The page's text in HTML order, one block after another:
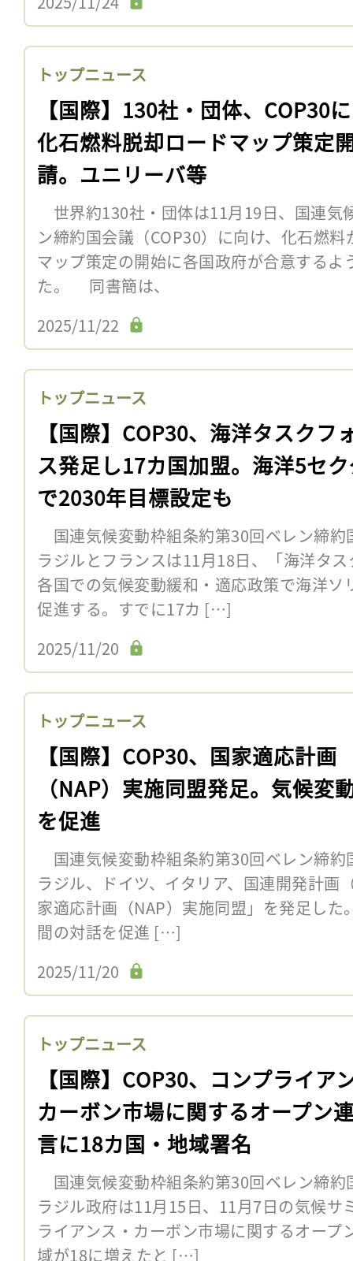
トップニュース
【国際】130社・団体、COP30
化石燃料脱却ロードマップ策定
請。ユニリーバ等
世界約130社・団体は11月19日、国連気
ン締約国会議（COP30）に向け、化石燃
マップ策定の開始に各国政府が合意する
た。 同書簡は、
2025/11/22
トップニュース
【国際】COP30、海洋タスクフ
ス発足し17カ国加盟。海洋5セ
で2030年目標設定も
国連気候変動枠組条約第30回ベレン締約
ラジルとフランスは11月18日、「海洋タ
各国での気候変動緩和・適応政策で海洋
促進する。すでに17カ […]
2025/11/20
トップニュース
【国際】COP30、国家適応計画
（NAP）実施同盟発足。気候変
を促進
国連気候変動枠組条約第30回ベレン締約
ラジル、ドイツ、イタリア、国連開発計画
家適応計画（NAP）実施同盟」を発足した
間の対話を促進 […]
2025/11/20
トップニュース
【国際】COP30、コンプライア
カーボン市場に関するオープン
言に18カ国・地域署名
国連気候変動枠組条約第30回ベレン締約
ラジル政府は11月15日、11月7日の気候サ
ライアンス・カーボン市場に関するオープ
域が18に増えたと […]